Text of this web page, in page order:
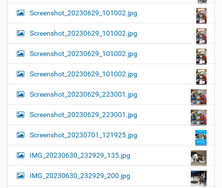
Screenshot_20230629_101002.jpg
Screenshot_20230629_101002.jpg
Screenshot_20230629_101002.jpg
Screenshot_20230629_101002.jpg
Screenshot_20230629_223001.jpg
Screenshot_20230629_223001.jpg
Screenshot_20230701_121925.jpg
IMG_20230630_232929_135.jpg
IMG_20230630_232929_200.jpg